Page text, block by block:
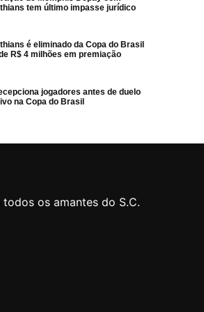
tem último impasse jurídico
é eliminado da Copa do Brasil
R$ 4 milhões em premiação
jogadores antes de duelo
na Copa do Brasil
os amantes do S.C.